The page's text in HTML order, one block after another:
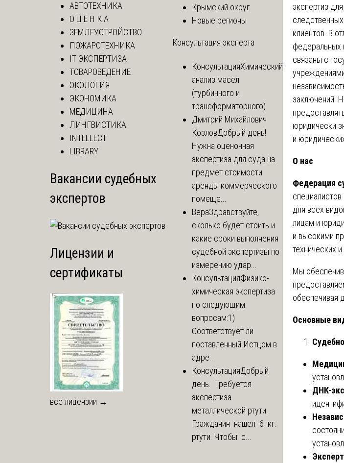
экспертиз
клиентов. В
федеральных
связаны с
заключений.
юридически
и
О нас
Федерация
для всех
лицам и
и высокими
технических
Мы
обеспечивая
Основные
ДНК-
АВТОТЕХНИКА
О Ц Е Н К А
ЗЕМЛЕУСТРОЙСТВО
ПОЖАРОТЕХНИКА
IT ЭКСПЕРТИЗА
ТОВАРОВЕДЕНИЕ
ЭКОЛОГИЯ
ЭКОНОМИКА
МЕДИЦИНА
ЛИНГВИСТИКА
INTELLECT
LIBRARY
Вакансии судебных
экспертов
Лицензии и
сертификаты
все лицензии →
Крымский округ
Новые регионы
Консультация эксперта
КонсультацияХимический
анализ масел
(турбинного и
трансформаторного)
Дмитрий Михайлович
КозловДобрый день!
Нужна оценочная
экспертиза для суда на
предмет стоимости
аренды коммерческого
помеще...
ВераЗдравствуйте,
сколько будет стоить и
какие сроки выполнения
судебной экспертизы по
измерению удар...
КонсультацияФизико-
химическая экспертиза
по следующим
вопросам:1)
Соответствует ли
поставленный Истцом в
адре...
КонсультацияДобрый
день. Требуется
экспертиза
металлической ртути.
Гражданин нашел 6 кг.
ртути. Чтобы с...